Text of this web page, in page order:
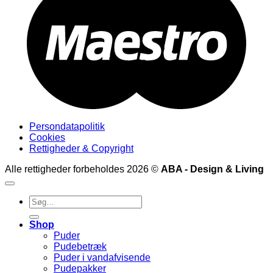
Persondatapolitik
Cookies
Rettigheder & Copyright
Alle rettigheder forbeholdes 2026 © ABA - Design & Living
Søg
efter:
Shop
Puder
Pudebetræk
Puder i vandafvisende
Pudepakker